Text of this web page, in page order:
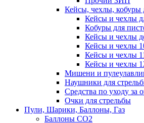
Кейсы, чехлы, кобуры
Кейсы и чехлы
Кобуры для
Кейсы и чехлы
Кейсы и чехлы
Кейсы и чехлы
Кейсы и чехлы
Мишени и
Наушники для
Средства по уходу за
Очки для стрельбы
Пули, Шарики, Баллоны, Газ
Баллоны CO2